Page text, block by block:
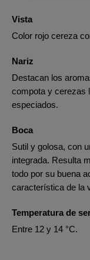
Vista
Color rojo cereza
Nariz
Destacan los
compota y cerezas
especiados.
Boca
Sutil y golosa, con
integrada. Resulta
todo por su buena
característica de la
Temperatura de
Entre 12 y 14 °C.